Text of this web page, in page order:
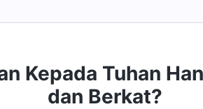
Kepada Tuhan
dan Berkat?